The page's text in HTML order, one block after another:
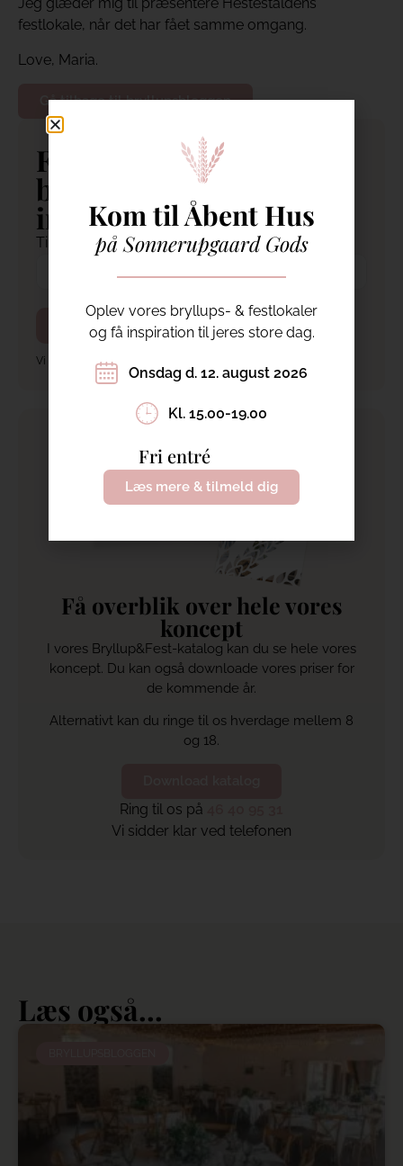
festlokale, når det har fået samme omgang.
Love, Maria.
Gå tilbage til bryllupsbloggen
Få gratis, proffe
bryllupstips direkte i
indbakken!
Tilmeld dig Bryllupsbloggens nyhedsbrev.
Vi behandler din data jf. vores
Få overblik over hele vores
koncept
I vores Bryllup&Fest-katalog kan du se hele vores
koncept. Du kan også downloade vores priser for
de kommende år.
Alternativt kan du ringe til os hverdage mellem 8
og 18.
Ring til os på
Vi sidder klar ved telefonen
Læs også...
Kom til Åbent Hus
på Sonnerupgaard Gods
Oplev vores bryllups- & festlokaler
og få inspiration til jeres store dag.
Onsdag d. 12. august 2026
Kl. 15.00-19.00
Fri entré
Læs mere & tilmeld dig